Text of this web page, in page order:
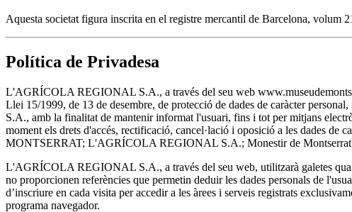
Aquesta societat figura inscrita en el registre mercantil de Barcelona, volum
Política de Privadesa
L'AGRÍCOLA REGIONAL S.A., a través del seu web
Llei 15/1999, de 13 de desembre, de protecció de dades de caràcter
S.A., amb la finalitat de mantenir informat l'usuari, fins i tot per mitjans
moment els drets d'accés, rectificació, cancel·lació i oposició a les dades
MONTSERRAT; L'AGRÍCOLA REGIONAL S.A.; Monestir de Montserrat
L'AGRÍCOLA REGIONAL S.A., a través del seu web, utilitzarà galetes
no proporcionen referències que permetin deduir les dades personals de
d’inscriure en cada visita per accedir a les àrees i serveis registrats
programa navegador.